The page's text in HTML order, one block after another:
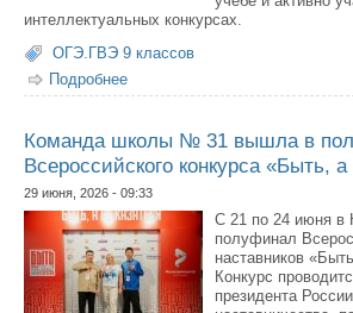
интеллектуальных конкурсах.
ОГЭ.ГВЭ 9 классов
Подробнее
выпускницы школы №29!
Команда школы № 31 вышла в
Всероссийского конкурса «Быть, а
29 июня, 2026 - 09:33
С 21 по 24 июня в
полуфинал
наставников
Конкурс
президента